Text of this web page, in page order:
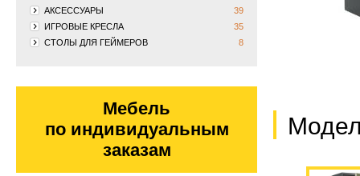
АКСЕССУАРЫ
39
ИГРОВЫЕ КРЕСЛА
35
СТОЛЫ ДЛЯ ГЕЙМЕРОВ
8
Мебель
по индивидуальным
заказам